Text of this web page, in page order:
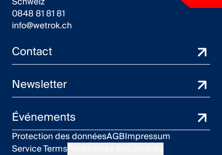
0848 81 81 81
info@wetrok.ch
Contact
Newsletter
Événements
Protection des donnéesAGBImpressum
Service Terms